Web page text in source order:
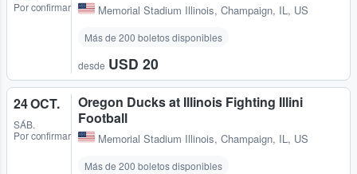
Por confirmar
Memorial Stadium Illinois, Champaign, IL, US
Más de 200 boletos disponibles
desde USD 20
24 OCT.
SÁB.
Por confirmar
Oregon Ducks at Illinois Fighting Illini
Football
Memorial Stadium Illinois, Champaign, IL, US
Más de 200 boletos disponibles